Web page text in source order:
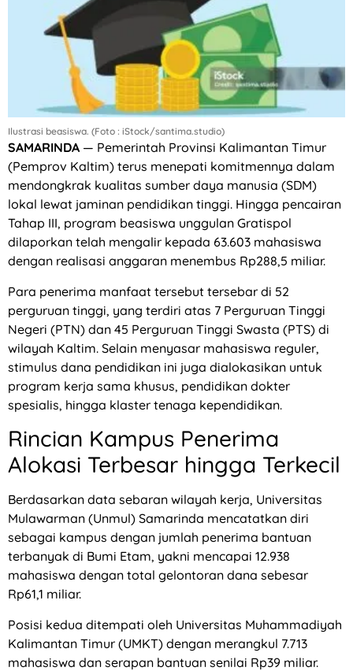
Ilustrasi beasiswa. (Foto : iStock/santima.studio)
SAMARINDA — Pemerintah Provinsi Kalimantan Timur
(Pemprov Kaltim) terus menepati komitmennya dalam
mendongkrak kualitas sumber daya manusia (SDM)
lokal lewat jaminan pendidikan tinggi. Hingga pencairan
Tahap III, program beasiswa unggulan Gratispol
dilaporkan telah mengalir kepada 63.603 mahasiswa
dengan realisasi anggaran menembus Rp288,5 miliar.
Para penerima manfaat tersebut tersebar di 52
perguruan tinggi, yang terdiri atas 7 Perguruan Tinggi
Negeri (PTN) dan 45 Perguruan Tinggi Swasta (PTS) di
wilayah Kaltim. Selain menyasar mahasiswa reguler,
stimulus dana pendidikan ini juga dialokasikan untuk
program kerja sama khusus, pendidikan dokter
spesialis, hingga klaster tenaga kependidikan.
Rincian Kampus Penerima
Alokasi Terbesar hingga Terkecil
Berdasarkan data sebaran wilayah kerja, Universitas
Mulawarman (Unmul) Samarinda mencatatkan diri
sebagai kampus dengan jumlah penerima bantuan
terbanyak di Bumi Etam, yakni mencapai 12.938
mahasiswa dengan total gelontoran dana sebesar
Rp61,1 miliar.
Posisi kedua ditempati oleh Universitas Muhammadiyah
Kalimantan Timur (UMKT) dengan merangkul 7.713
mahasiswa dan serapan bantuan senilai Rp39 miliar.